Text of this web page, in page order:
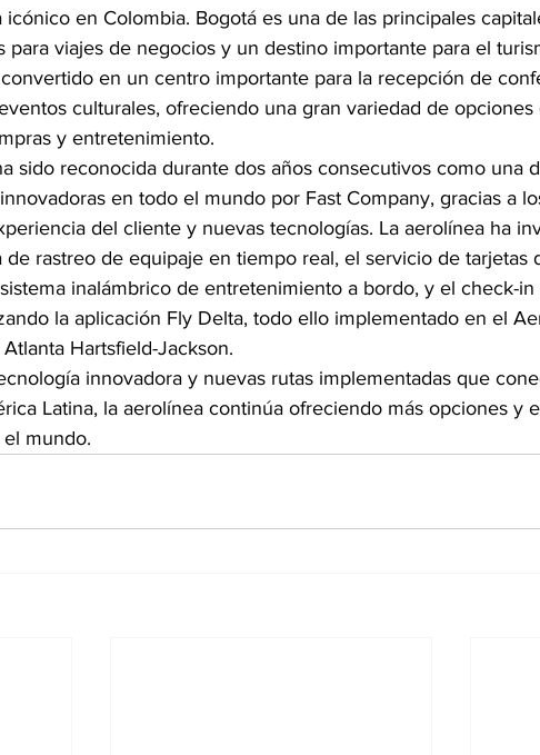
icónico en Colombia. Bogotá es una de las principales
para viajes de negocios y un destino importante para el
en un centro importante para la recepción de
culturales, ofreciendo una gran variedad de opciones
y entretenimiento.
sido reconocida durante dos años consecutivos como una
en todo el mundo por Fast Company, gracias a
del cliente y nuevas tecnologías. La aerolínea ha
de rastreo de equipaje en tiempo real, el servicio de tarjetas
inalámbrico de entretenimiento a bordo, y el check-in
la aplicación Fly Delta, todo ello implementado en el
Hartsfield-Jackson.
innovadora y nuevas rutas implementadas que
Latina, la aerolínea continúa ofreciendo más opciones y
mundo.